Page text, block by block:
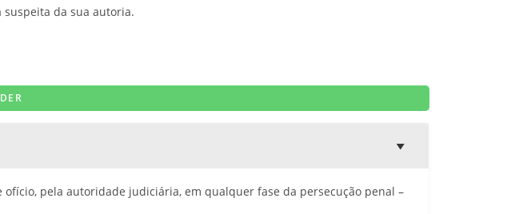
da sua autoria.
ofício, pela autoridade judiciária, em qualquer fase da persecução penal –